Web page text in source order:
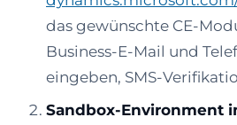
das gewünschte CE-
Business-E-Mail und
eingeben, SMS-
Sandbox-Environment